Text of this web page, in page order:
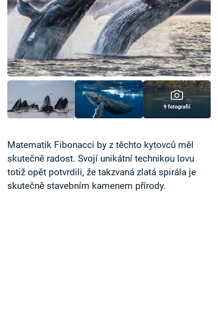
TV Program
Časopis
Sledujte prima+
9 fotografií
Matematik Fibonacci by z těchto kytovců měl
skutečně radost. Svojí unikátní technikou lovu
totiž opět potvrdili, že takzvaná zlatá spirála je
skutečně stavebním kamenem přírody.